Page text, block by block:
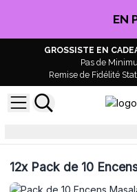
EN
GROSSISTE EN
Pas de
Remise de Fidélité
12xPack de 10